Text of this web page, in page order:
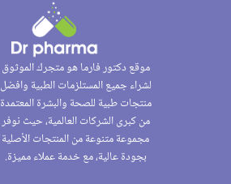
موقع دكتور فارما هو متجرك الموثوق
لشراء جميع المستلزمات الطبية وافضل
منتجات طبية للصحة والبشرة المعتمدة
من كبرى الشركات العالمية، حيث نوفر
مجموعة متنوعة من المنتجات الأصلية
بجودة عالية، مع خدمة عملاء مميزة.